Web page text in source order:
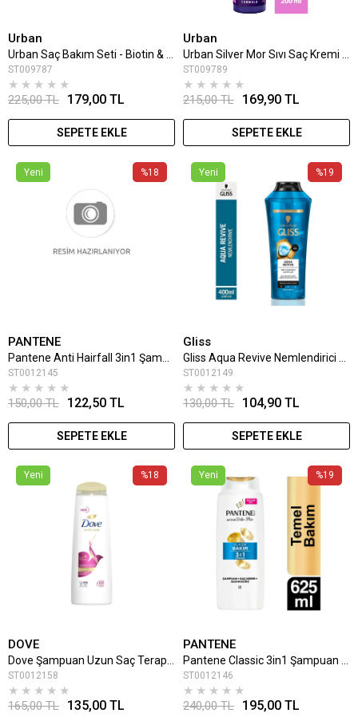
Urban
Urban Saç Bakım Seti - Biotin & Caffeine Şampuan 100 ml + Tonik 200 ml
ST009787
★ ★ ★ ★ ★
179,00 TL
225,00 TL
SEPETE EKLE
Urban
Urban Silver Mor Sıvı Saç Kremi 200 Ml
ST009789
★ ★ ★ ★ ★
169,90 TL
215,00 TL
SEPETE EKLE
%18
Yeni
PANTENE
ST0012145
★ ★ ★ ★ ★
122,50 TL
150,00 TL
SEPETE EKLE
%19
Yeni
Gliss
ST0012149
★ ★ ★ ★ ★
104,90 TL
130,00 TL
SEPETE EKLE
%18
Yeni
DOVE
ST0012158
★ ★ ★ ★ ★
135,00 TL
165,00 TL
%19
Yeni
PANTENE
ST0012146
★ ★ ★ ★ ★
195,00 TL
240,00 TL